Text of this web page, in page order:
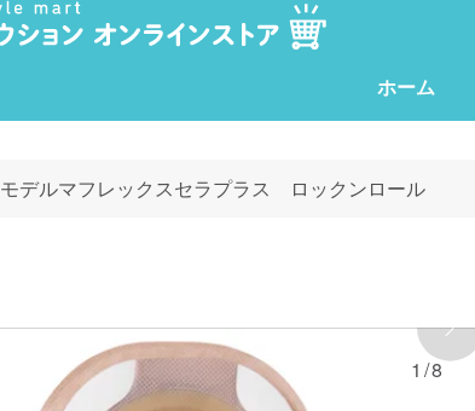
ホーム
モデルマフレックスセラプラス ロックンロール
1/8